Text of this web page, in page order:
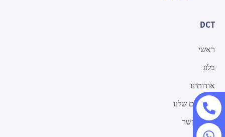
DCT
ראשי
בלוג
אודותינו
המוצרים שלנו
יצירת קשר